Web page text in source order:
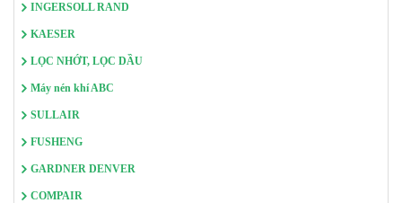
INGERSOLL RAND
KAESER
LỌC NHỚT, LỌC DẦU
Máy nén khí ABC
SULLAIR
FUSHENG
GARDNER DENVER
COMPAIR